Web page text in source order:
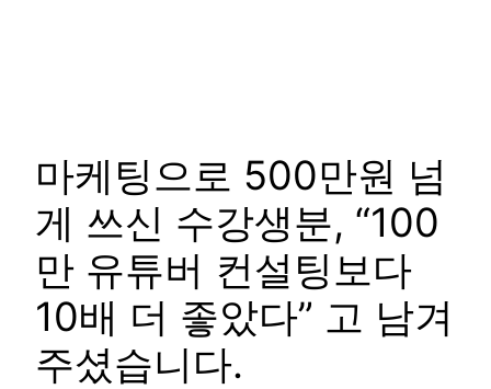
마케팅으로 500만원 넘
게 쓰신 수강생분, “100
만 유튜버 컨설팅보다
10배 더 좋았다” 고 남겨
주셨습니다.